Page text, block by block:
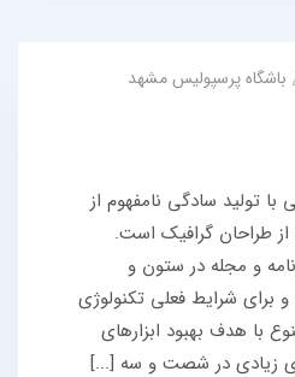
باشگاه پرسپولیس مشهد
تولید سادگی نامفهوم از
طراحان گرافیک است.
و مجله در ستون و
برای شرایط فعلی تکنولوژی
با هدف بهبود ابزارهای
زیادی در شصت و سه [...]